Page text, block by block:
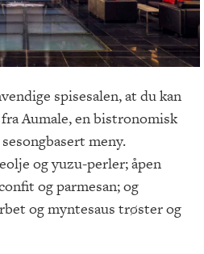
spisesalen, at du kan
Aumale, en bistronomisk
meny.
og yuzu-perler; åpen
og parmesan; og
og myntesaus trøster og